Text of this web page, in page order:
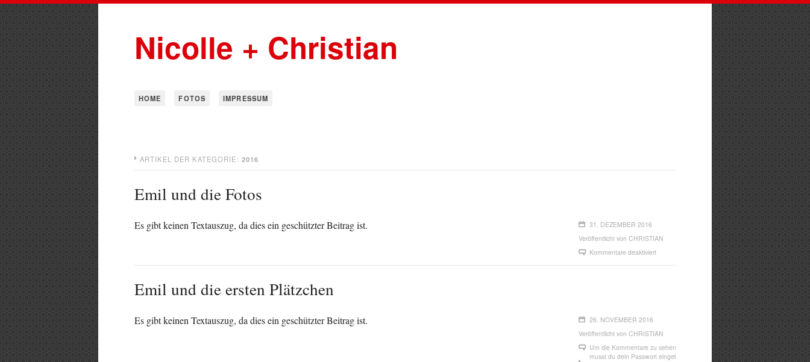
Nicolle + Christian
HOME FOTOS IMPRESSUM
ARTIKEL DER KATEGORIE: 2016
Emil und die Fotos
31. DEZEMBER 2016
Veröffentlicht vonCHRISTIAN
Kommentare deaktiviert
Es gibt keinen Textauszug, da dies ein geschützter Beitrag ist.
Emil und die ersten Plätzchen
26. NOVEMBER 2016
Veröffentlicht vonCHRISTIAN
Um die Kommentare zu sehen,
musst du dein Passwort eingeben.
Es gibt keinen Textauszug, da dies ein geschützter Beitrag ist.